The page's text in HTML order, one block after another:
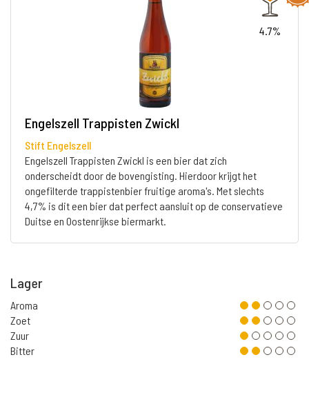
4.7%
Engelszell Trappisten Zwickl
Stift Engelszell
Engelszell Trappisten Zwickl is een bier dat zich
onderscheidt door de bovengisting. Hierdoor krijgt het
ongefilterde trappistenbier fruitige aroma's. Met slechts
4,7% is dit een bier dat perfect aansluit op de conservatieve
Duitse en Oostenrijkse biermarkt.
Lager
Aroma
Zoet
Zuur
Bitter